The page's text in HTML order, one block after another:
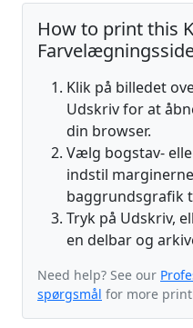
How to print this
Klik på billedet
Udskriv for at
din browser.
Vælg bogstav-
indstil
baggrundsgrafik
Tryk på Udskriv,
en delbar og
Need help? See our
spørgsmål for more